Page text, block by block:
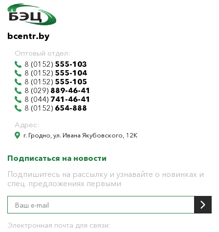
bcentr.by
Оптовый отдел:
8 (0152) 555-103
8 (0152) 555-104
8 (0152) 555-105
8 (029) 889-46-41
8 (044) 741-46-41
8 (0152) 654-888
Адрес:
г. Гродно, ул. Ивана Якубовского, 12К
Подписаться на новости
Подпишитесь на рассылку и узнавайте о новинках и
спец. предложениях первыми
Электронная почта для связи: